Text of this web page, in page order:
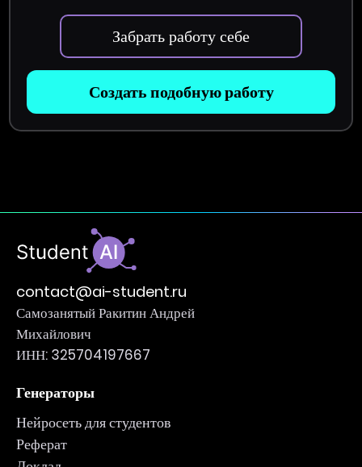
Забрать работу себе
Создать подобную работу
contact@ai-student.ru
Самозанятый Ракитин Андрей
Михайлович
ИНН: 325704197667
Генераторы
Нейросеть для студентов
Реферат